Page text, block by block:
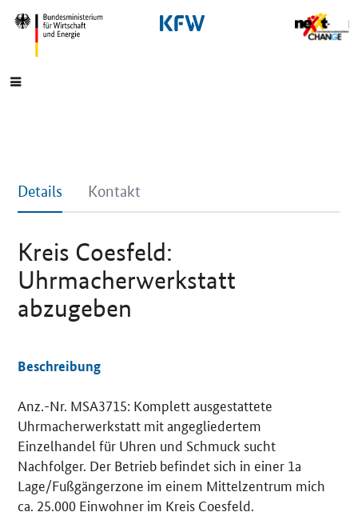
SrOnlyNavigation
Hauptmenü
Details Kontakt
Kreis Coesfeld:
Uhrmacherwerkstatt
abzugeben
Details
Beschreibung
Anz.-Nr. MSA3715: Komplett ausgestattete
Uhrmacherwerkstatt mit angegliedertem
Einzelhandel für Uhren und Schmuck sucht
Nachfolger. Der Betrieb befindet sich in einer 1a
Lage/Fußgängerzone im einem Mittelzentrum mich
ca. 25.000 Einwohner im Kreis Coesfeld.